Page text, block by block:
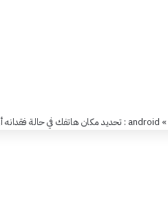
» android : تحديد مكان هاتفك في حالة فقدانه أو سرقته